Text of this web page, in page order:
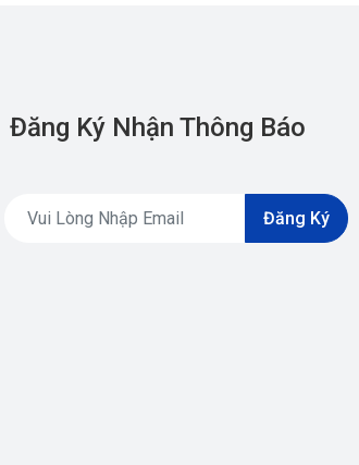
Đăng Ký Nhận Thông Báo
Đăng Ký